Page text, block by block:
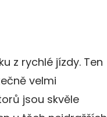
z rychlé jízdy. Ten
velmi
jsou skvěle